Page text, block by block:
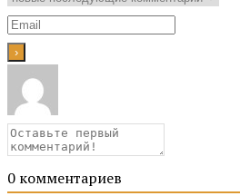
0 комментариев